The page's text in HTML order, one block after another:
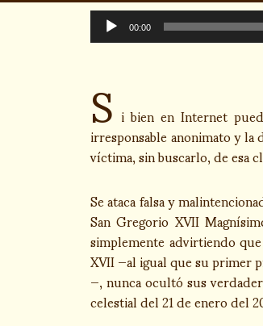
Reproductor
de 00:00
S i bien en Internet
irresponsable anonimato y
víctima, sin buscarlo, de esa
Se ataca falsa y
San Gregorio XVII
simplemente advirtiendo
XVII —al igual que su primer
—, nunca ocultó sus
celestial del 21 de enero del